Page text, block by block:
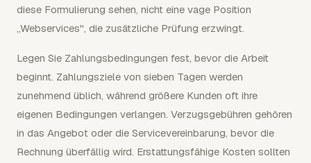
diese Formulierung sehen, nicht eine vage Position
„Webservices", die zusätzliche Prüfung erzwingt.
Legen Sie Zahlungsbedingungen fest, bevor die Arbeit
beginnt. Zahlungsziele von sieben Tagen werden
zunehmend üblich, während größere Kunden oft ihre
eigenen Bedingungen verlangen. Verzugsgebühren gehören
in das Angebot oder die Servicevereinbarung, bevor die
Rechnung überfällig wird. Erstattungsfähige Kosten sollten